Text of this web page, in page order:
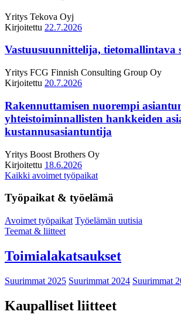
Yritys Tekova Oyj
Kirjoitettu 22.7.2026
Vastuusuunnittelija, tietomallintava
Yritys FCG Finnish Consulting Group Oy
Kirjoitettu 20.7.2026
Rakennuttamisen nuorempi
yhteistoiminnallisten hankkeiden
kustannusasiantuntija
Yritys Boost Brothers Oy
Kirjoitettu 18.6.2026
Kaikki avoimet työpaikat
Työpaikat & työelämä
Avoimet työpaikat Työelämän uutisia
Teemat & liitteet
Toimialakatsaukset
Suurimmat 2025 Suurimmat 2024 Suurimmat
Kaupalliset liitteet